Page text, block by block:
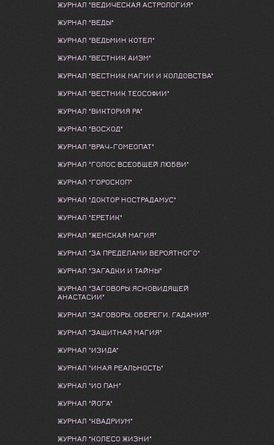
ЖУРНАЛ "ВЕДИЧЕСКАЯ АСТРОЛОГИЯ"
ЖУРНАЛ "ВЕДЫ"
ЖУРНАЛ "ВЕДЬМИН КОТЕЛ"
ЖУРНАЛ "ВЕСТНИК АИЭМ"
ЖУРНАЛ "ВЕСТНИК МАГИИ И КОЛДОВСТВА"
ЖУРНАЛ "ВЕСТНИК ТЕОСОФИИ"
ЖУРНАЛ "ВИКТОРИЯ РА"
ЖУРНАЛ "ВОСХОД"
ЖУРНАЛ "ВРАЧ-ГОМЕОПАТ"
ЖУРНАЛ "ГОЛОС ВСЕОБЩЕЙ ЛЮБВИ"
ЖУРНАЛ "ГОРОСКОП"
ЖУРНАЛ "ДОКТОР НОСТРАДАМУС"
ЖУРНАЛ "ЕРЕТИК"
ЖУРНАЛ "ЖЕНСКАЯ МАГИЯ"
ЖУРНАЛ "ЗА ПРЕДЕЛАМИ ВЕРОЯТНОГО"
ЖУРНАЛ "ЗАГАДКИ И ТАЙНЫ"
ЖУРНАЛ "ЗАГОВОРЫ ЯСНОВИДЯЩЕЙ
АНАСТАСИИ"
ЖУРНАЛ "ЗАГОВОРЫ. ОБЕРЕГИ. ГАДАНИЯ"
ЖУРНАЛ "ЗАЩИТНАЯ МАГИЯ"
ЖУРНАЛ "ИЗИДА"
ЖУРНАЛ "ИНАЯ РЕАЛЬНОСТЬ"
ЖУРНАЛ "ИО ПАН"
ЖУРНАЛ "ЙОГА"
ЖУРНАЛ "КВАДРИУМ"
ЖУРНАЛ "КОЛЕСО ЖИЗНИ"